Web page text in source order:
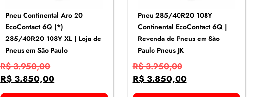
Pneu Continental Aro 20
EcoContact 6Q (*)
285/40R20 108Y XL | Loja de
Pneus em São Paulo
R$3.950,00
R$ 3.850,00
Pneu 285/40R20 108Y
Continental EcoContact 6Q |
Revenda de Pneus em São
Paulo Pneus JK
R$3.950,00
R$3.850,00